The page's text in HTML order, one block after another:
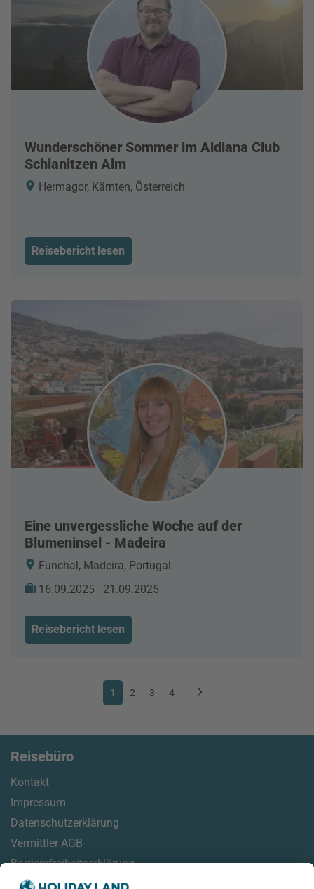
Wunderschöner Sommer im Aldiana Club
Schlanitzen Alm
Hermagor, Kärnten, Österreich
Reisebericht lesen
Eine unvergessliche Woche auf der
Blumeninsel - Madeira
Funchal, Madeira, Portugal
16.09.2025 - 21.09.2025
Reisebericht lesen
1 2 3 4
Reisebüro
Kontakt
Impressum
Datenschutzerklärung
Vermittler AGB
Barrierefreiheitserklärung